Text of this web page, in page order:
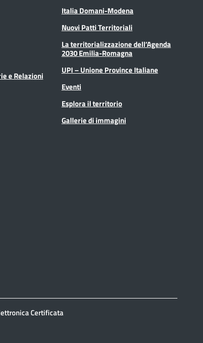
e Relazioni
Italia Domani-Modena
Nuovi Patti Territoriali
La territorializzazione dell’Agenda
2030 Emilia-Romagna
UPI – Unione Province Italiane
Eventi
Esplora il territorio
Gallerie di immagini
Certificata